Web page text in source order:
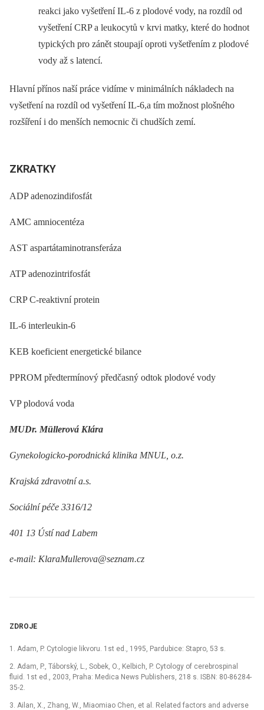
reakci jako vyšetření IL-6 z plodové vody, na rozdíl od
vyšetření CRP a leukocytů v krvi matky, které do hodnot
typických pro zánět stoupají oproti vyšetřením z plodové
vody až s latencí.
Hlavní přínos naší práce vidíme v minimálních nákladech na
vyšetření na rozdíl od vyšetření IL-6,a tím možnost plošného
rozšíření i do menších nemocnic či chudších zemí.
ZKRATKY
ADP adenozindifosfát
AMC amniocentéza
AST aspartátaminotransferáza
ATP adenozintrifosfát
CRP C-reaktivní protein
IL-6 interleukin-6
KEB koeficient energetické bilance
PPROM předtermínový předčasný odtok plodové vody
VP plodová voda
MUDr. Müllerová Klára
Gynekologicko-porodnická klinika MNUL, o.z.
Krajská zdravotní a.s.
Sociální péče 3316/12
401 13 Ústí nad Labem
e-mail: KlaraMullerova@seznam.cz
ZDROJE
1. Adam, P. Cytologie likvoru. 1st ed., 1995, Pardubice: Stapro, 53 s.
2. Adam, P., Táborský, L., Sobek, O., Kelbich, P. Cytology of cerebrospinal
fluid. 1st ed., 2003, Praha: Medica News Publishers, 218 s. ISBN: 80-86284-
35-2.
3. Ailan, X., Zhang, W., Miaomiao Chen, et al. Related factors and adverse